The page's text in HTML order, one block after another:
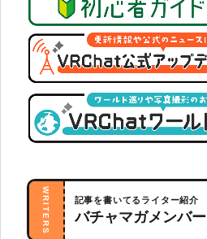
WRITERS 記事を書いてるライター紹介
バチャマガメンバー